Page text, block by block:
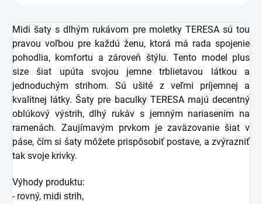
Midi šaty s dlhým rukávom pre moletky TERESA sú tou
pravou voľbou pre každú ženu, ktorá má rada spojenie
pohodlia, komfortu a zároveň štýlu. Tento model plus
size šiat upúta svojou jemne trblietavou látkou a
jednoduchým strihom. Sú ušité z veľmi príjemnej a
kvalitnej látky. Šaty pre baculky TERESA majú decentný
oblúkový výstrih, dlhý rukáv s jemným nariasením na
ramenách. Zaujímavým prvkom je zaväzovanie šiat v
páse, čím si šaty môžete prispôsobiť postave, a zvýrazniť
tak svoje krivky.
Výhody produktu:
- rovný, midi strih,